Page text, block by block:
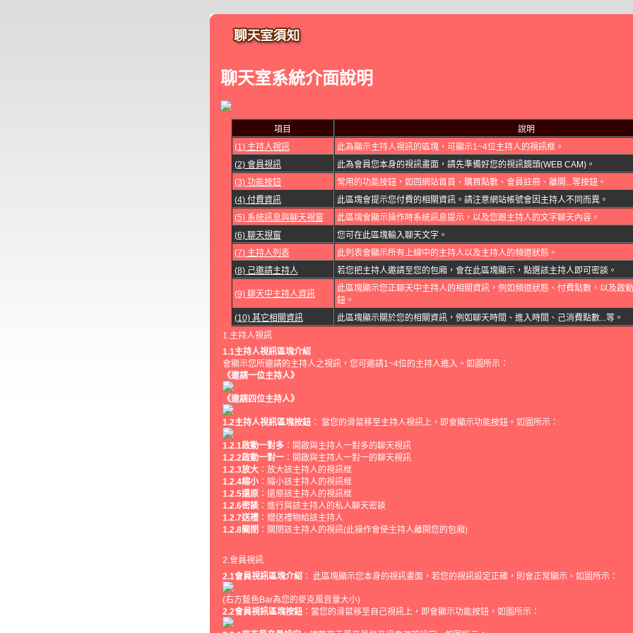
聊天室系統介面說明
項目
說明
(1) 主持人視訊
此為顯示主持人視訊的區塊，可顯示1~4位主持人的視訊框。
(2) 會員視訊
此為會員您本身的視訊畫面，請先準備好您的視訊鏡頭(WEB CAM)。
(3) 功能按鈕
常用的功能按鈕，如回網站首頁、購買點數、會員註冊、離開...等按鈕。
(4) 付費資訊
此區塊會提示您付費的相關資訊。請注意網站帳號會因主持人不同而異。
(5) 系統訊息與聊天視窗
此區塊會顯示操作時系統訊息提示，以及您跟主持人的文字聊天內容。
(6) 聊天視窗
您可在此區塊輸入聊天文字。
(7) 主持人列表
此列表會顯示所有上線中的主持人以及主持人的頻道狀態。
(8) 己邀請主持人
若您把主持人邀請至您的包廂，會在此區塊顯示，點選該主持人即可密談。
(9) 聊天中主持人資訊
此區塊顯示您正聊天中主持人的相關資訊，例如頻道狀態、付費點數，以及啟
鈕。
(10) 其它相關資訊
此區塊顯示關於您的相關資訊，例如聊天時間、進入時間、己消費點數...等。
1.主持人視訊
1.1主持人視訊區塊介紹
會顯示您所邀請的主持人之視訊，您可邀請1~4位的主持人進入。如圖所示：
《邀請一位主持人》
《邀請四位主持人》
1.2主持人視訊區塊按鈕 ： 當您的滑鼠移至主持人視訊上，即會顯示功能按鈕。如圖所示：
1.2.1啟動一對多 ：開啟與主持人一對多的聊天視訊
1.2.2啟動一對一 ：開啟與主持人一對一的聊天視訊
1.2.3放大 ：放大該主持人的視訊框
1.2.4縮小 ：縮小該主持人的視訊框
1.2.5還原 ：還原該主持人的視訊框
1.2.6密談 ：進行與該主持人的私人聊天密談
1.2.7送禮 ：贈送禮物給該主持人
1.2.8關閉 ：關閉該主持人的視訊(此操作會使主持人離開您的包廂)
2.會員視訊
2.1會員視訊區塊介紹 ： 此區塊顯示您本身的視訊畫面，若您的視訊設定正確，則會正常顯示。如圖所示：
(右方藍色Bar為您的麥克風音量大小)
2.2會員視訊區塊按鈕 ：當您的滑鼠移至自己視訊上，即會顯示功能按鈕。如圖所示：